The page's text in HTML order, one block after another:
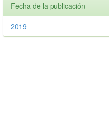
Fecha de la publicación
2019